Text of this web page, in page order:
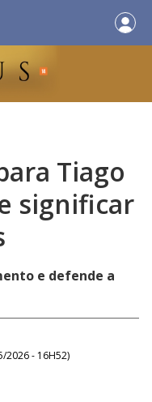
Tiago
significar
e defende a
2026 - 16H52)